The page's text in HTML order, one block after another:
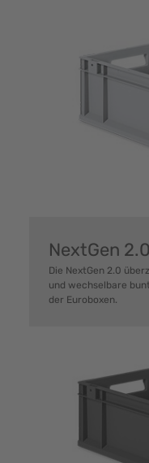
NextGen 2.0
Die NextGen 2.0
und wechselbare
der Euroboxen.